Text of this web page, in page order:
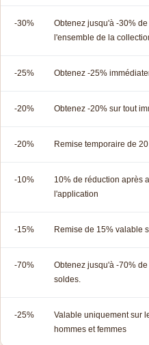
-30%
Obtenez jusqu'à -30%
l'ensemble de la
-25% Obtenez -25%
-20% Obtenez -20% sur tout
-20% Remise temporaire de
-10%
10% de réduction après
l'application
-15% Remise de 15% valable
-70%
Obtenez jusqu'à -70%
soldes.
-25%
Valable uniquement sur
hommes et femmes